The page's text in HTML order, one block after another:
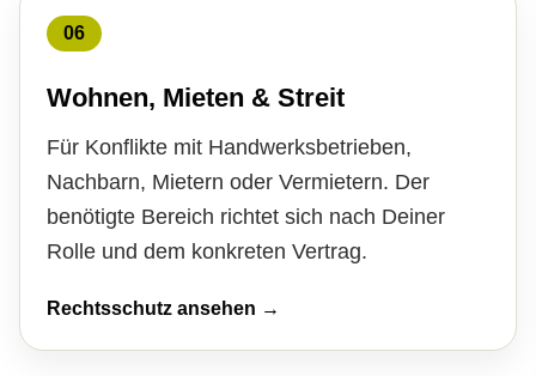
06
Wohnen, Mieten & Streit
Für Konflikte mit Handwerks­betrieben,
Nachbarn, Mietern oder Vermietern. Der
benötigte Bereich richtet sich nach Deiner
Rolle und dem konkreten Vertrag.
Rechtsschutz ansehen →